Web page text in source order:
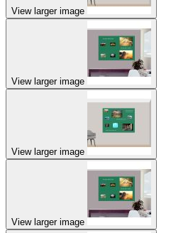
View larger image
View larger image
View larger image
View larger image